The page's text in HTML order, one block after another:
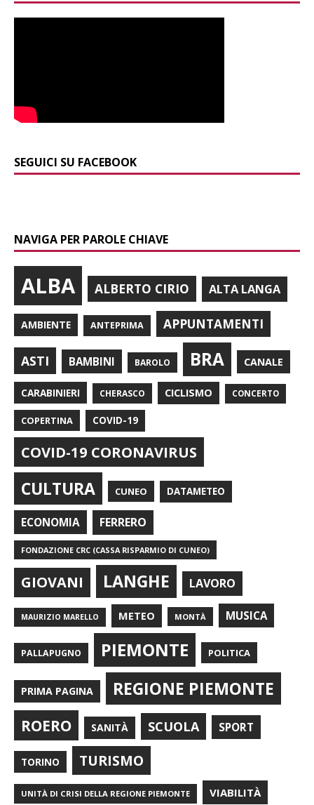
SEGUICI SU FACEBOOK
NAVIGA PER PAROLE CHIAVE
ALBA ALBERTO CIRIO ALTA LANGA
AMBIENTE ANTEPRIMA APPUNTAMENTI
ASTI BAMBINI BAROLO BRA CANALE
CARABINIERI CHERASCO CICLISMO CONCERTO
COPERTINA COVID-19
COVID-19 CORONAVIRUS
CULTURA CUNEO DATAMETEO
ECONOMIA FERRERO
FONDAZIONE CRC (CASSA RISPARMIO DI CUNEO)
GIOVANI LANGHE LAVORO
MAURIZIO MARELLO METEO MONTÀ MUSICA
PALLAPUGNO PIEMONTE POLITICA
PRIMA PAGINA REGIONE PIEMONTE
ROERO SANITÀ SCUOLA SPORT
TORINO TURISMO
UNITÀ DI CRISI DELLA REGIONE PIEMONTE VIABILITÀ